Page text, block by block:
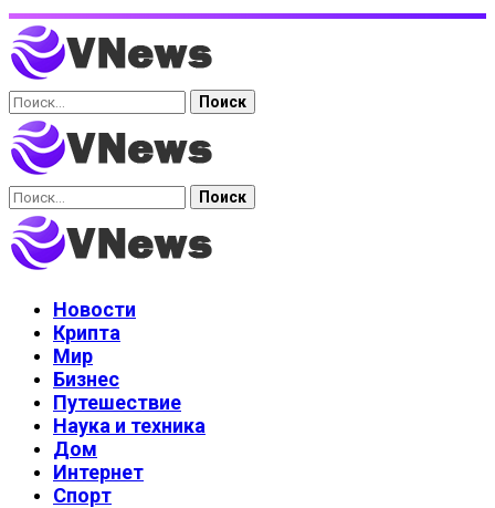
Найти:
Найти:
Новости
Крипта
Мир
Бизнес
Путешествие
Наука и техника
Дом
Интернет
Спорт